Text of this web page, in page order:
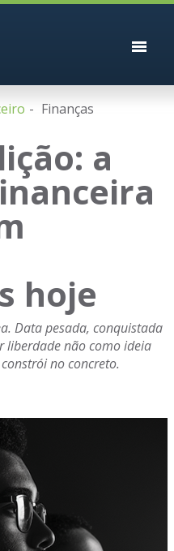
Finanças
a
hoje
Data pesada, conquistada
liberdade não como ideia
no concreto.